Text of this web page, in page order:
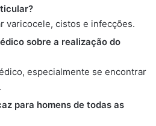
varicocele, cistos e infecções.
sobre a realização do
especialmente se encontrar
para homens de todas as